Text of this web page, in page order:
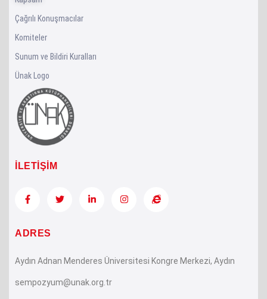
Çağrılı Konuşmacılar
Komiteler
Sunum ve Bildiri Kuralları
Ünak Logo
İLETİŞİM
ADRES
Aydın Adnan Menderes Üniversitesi Kongre Merkezi, Aydın
sempozyum@unak.org.tr